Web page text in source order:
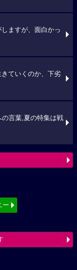
ますが、面白かっ
ていくのか、下劣
の言葉,夏の特集は戦
ー